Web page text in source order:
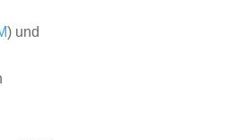
) und